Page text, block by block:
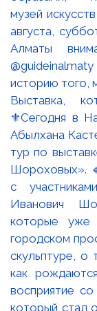
Выставка,
⚜️Сегодня в
Абылхана
тур по
Шороховых».
с
Иванович
которые уже
городском
скульптуре, о
как
восприятие
который стал